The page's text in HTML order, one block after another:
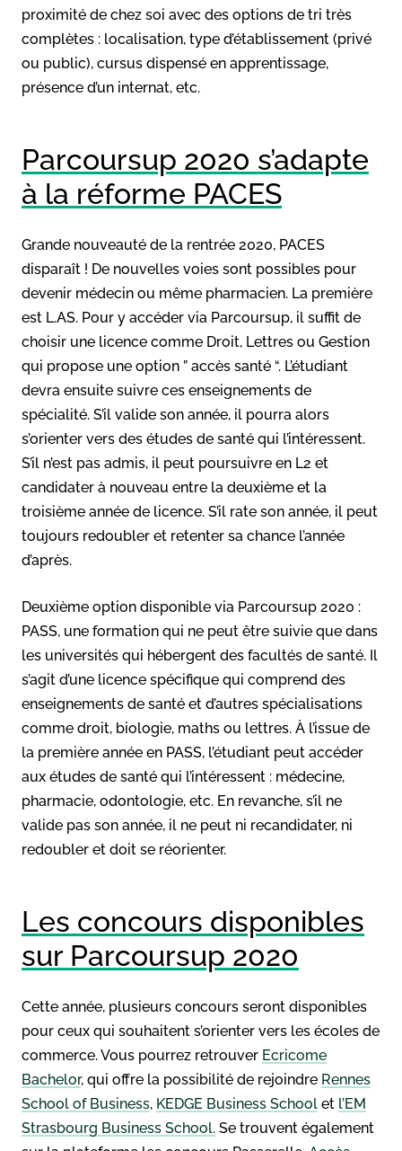
proximité de chez soi avec des options de tri très
complètes : localisation, type d’établissement (privé
ou public), cursus dispensé en apprentissage,
présence d’un internat, etc.
Parcoursup 2020 s’adapte
à la réforme PACES
Grande nouveauté de la rentrée 2020, PACES
disparaît ! De nouvelles voies sont possibles pour
devenir médecin ou même pharmacien. La première
est L.AS. Pour y accéder via Parcoursup, il suffit de
choisir une licence comme Droit, Lettres ou Gestion
qui propose une option ” accès santé “. L’étudiant
devra ensuite suivre ces enseignements de
spécialité. S’il valide son année, il pourra alors
s’orienter vers des études de santé qui l’intéressent.
S’il n’est pas admis, il peut poursuivre en L2 et
candidater à nouveau entre la deuxième et la
troisième année de licence. S’il rate son année, il peut
toujours redoubler et retenter sa chance l’année
d’après.
Deuxième option disponible via Parcoursup 2020 :
PASS, une formation qui ne peut être suivie que dans
les universités qui hébergent des facultés de santé. Il
s’agit d’une licence spécifique qui comprend des
enseignements de santé et d’autres spécialisations
comme droit, biologie, maths ou lettres. À l’issue de
la première année en PASS, l’étudiant peut accéder
aux études de santé qui l’intéressent : médecine,
pharmacie, odontologie, etc. En revanche, s’il ne
valide pas son année, il ne peut ni recandidater, ni
redoubler et doit se réorienter.
Les concours disponibles
sur Parcoursup 2020
Cette année, plusieurs concours seront disponibles
pour ceux qui souhaitent s’orienter vers les écoles de
commerce. Vous pourrez retrouver Ecricome
Bachelor, qui offre la possibilité de rejoindre Rennes
School of Business, KEDGE Business School et l’EM
Strasbourg Business School. Se trouvent également